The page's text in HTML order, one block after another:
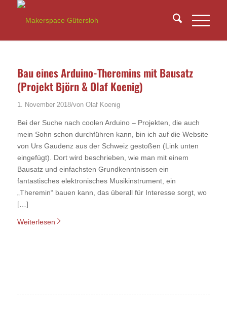
Bau eines Arduino-Theremins mit Bausatz
(Projekt Björn & Olaf Koenig)
1. November 2018/von Olaf Koenig
Bei der Suche nach coolen Arduino – Projekten, die auch
mein Sohn schon durchführen kann, bin ich auf die Website
von Urs Gaudenz aus der Schweiz gestoßen (Link unten
eingefügt). Dort wird beschrieben, wie man mit einem
Bausatz und einfachsten Grundkenntnissen ein
fantastisches elektronisches Musikinstrument, ein
„Theremin“ bauen kann, das überall für Interesse sorgt, wo
[…]
Weiterlesen